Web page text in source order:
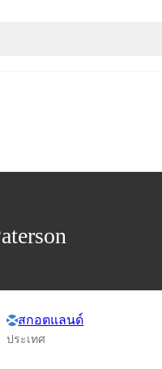
สกอตแลนด์
ประเทศ